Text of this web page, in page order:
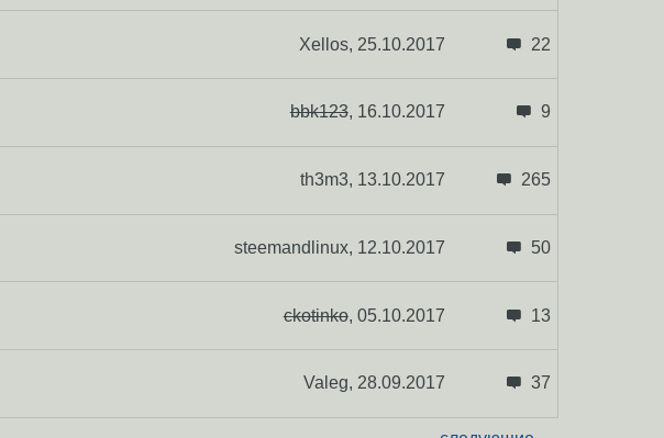
22
Xellos, 25.10.2017
9
bbk123, 16.10.2017
265
th3m3, 13.10.2017
50
steemandlinux, 12.10.2017
13
ckotinko, 05.10.2017
37
Valeg, 28.09.2017